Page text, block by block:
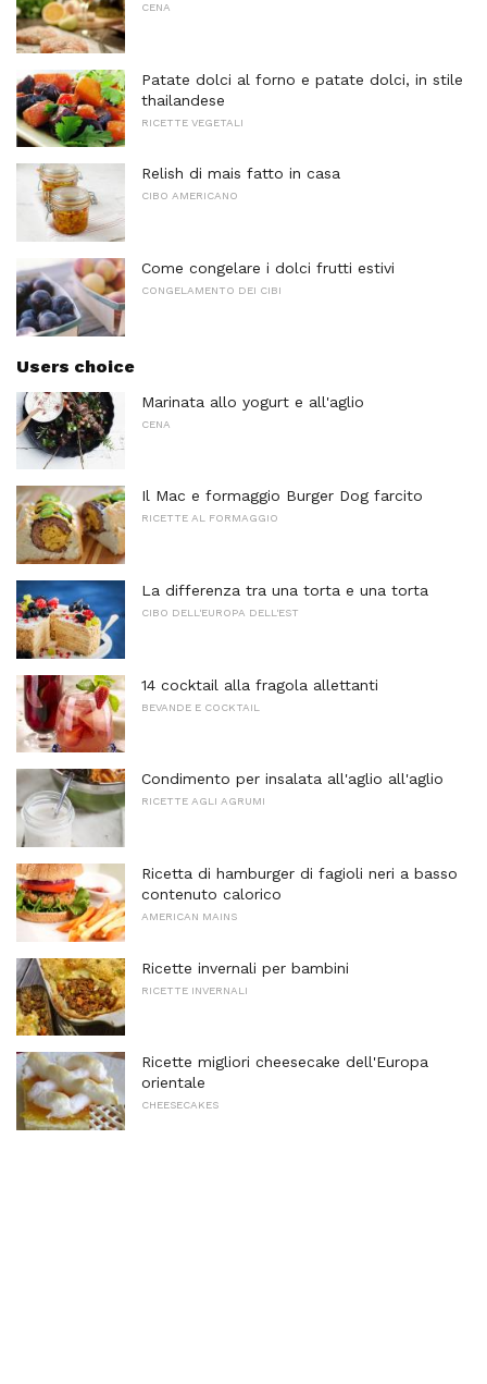
CENA
Patate dolci al forno e patate dolci, in stile
thailandese
RICETTE VEGETALI
Relish di mais fatto in casa
CIBO AMERICANO
Come congelare i dolci frutti estivi
CONGELAMENTO DEI CIBI
Users choice
Marinata allo yogurt e all'aglio
CENA
Il Mac e formaggio Burger Dog farcito
RICETTE AL FORMAGGIO
La differenza tra una torta e una torta
CIBO DELL'EUROPA DELL'EST
14 cocktail alla fragola allettanti
BEVANDE E COCKTAIL
Condimento per insalata all'aglio all'aglio
RICETTE AGLI AGRUMI
Ricetta di hamburger di fagioli neri a basso
contenuto calorico
AMERICAN MAINS
Ricette invernali per bambini
RICETTE INVERNALI
Ricette migliori cheesecake dell'Europa
orientale
CHEESECAKES